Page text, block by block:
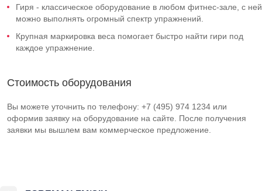
Гиря - классическое оборудование в любом фитнес-зале, с ней
можно выполнять огромный спектр упражнений.
Крупная маркировка веса помогает быстро найти гири под
каждое упражнение.
Стоимость оборудования
Вы можете уточнить по телефону: +7 (495) 974 1234 или
оформив заявку на оборудование на сайте. После получения
заявки мы вышлем вам коммерческое предложение.